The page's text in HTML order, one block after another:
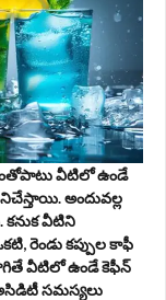
వీటిలో ఉండే
అందువల్ల
వీటిని
రెండు కప్పుల కాఫీ
వీటిలో ఉండే కెఫీన్
సమస్యలు